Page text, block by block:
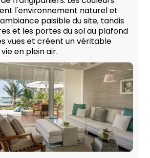
l'environnement naturel et
paisible du site, tandis
et les portes du sol au plafond
vues et créent un véritable
en plein air.